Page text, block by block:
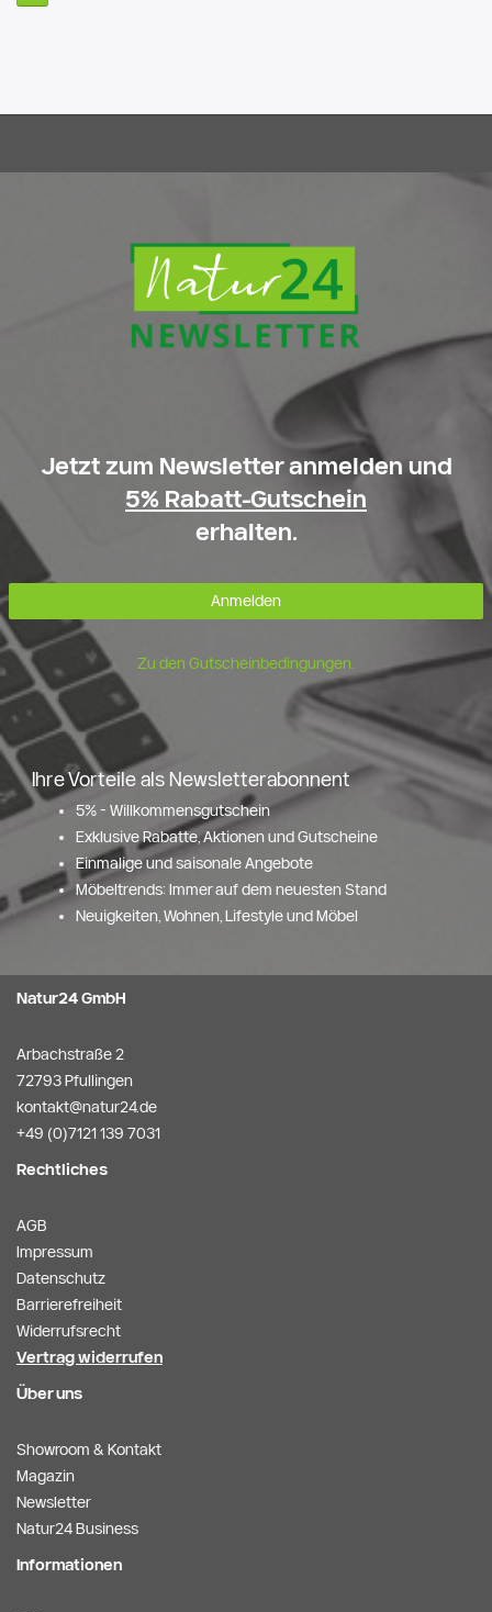
Jetzt zum Newsletter anmelden und
5% Rabatt-Gutschein
erhalten.
Anmelden
Zu den Gutscheinbedingungen.
Ihre Vorteile als Newsletterabonnent
5% - Willkommensgutschein
Exklusive Rabatte, Aktionen und Gutscheine
Einmalige und saisonale Angebote
Möbeltrends: Immer auf dem neuesten Stand
Neuigkeiten, Wohnen, Lifestyle und Möbel
Natur24 GmbH
Arbachstraße 2
72793 Pfullingen
kontakt@natur24.de
+49 (0)7121 139 7031
Rechtliches
AGB
Impressum
Datenschutz
Barrierefreiheit
Widerrufsrecht
Vertrag widerrufen
Über uns
Showroom & Kontakt
Magazin
Newsletter
Natur24 Business
Informationen